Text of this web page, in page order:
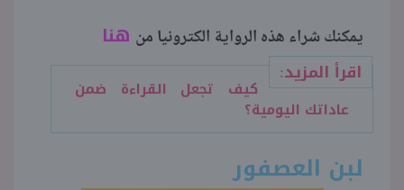
يمكنك شراء هذه الرواية الكترونيا من هنا
اقرأ المزيد:
كيف تجعل القراءة ضمن
عاداتك اليومية؟
لبن العصفور